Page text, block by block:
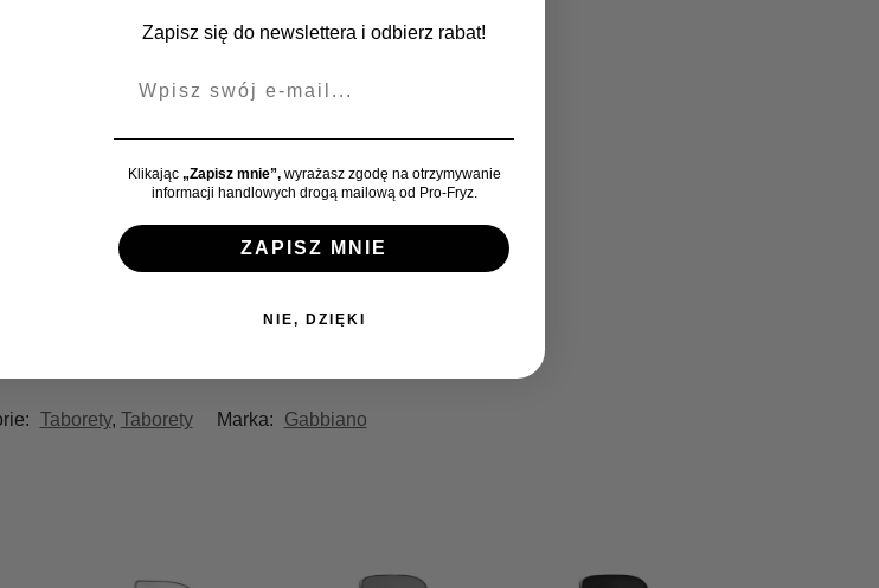
Taborety, Taborety Marka: Gabbiano
Zapisz się do newslettera i odbierz rabat!
Klikając „Zapisz mnie”,wyrażasz zgodę na otrzymywanie
informacji handlowych drogą mailową od Pro-Fryz.
ZAPISZ MNIE
NIE, DZIĘKI